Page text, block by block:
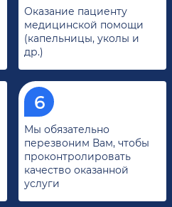
Оказание пациенту
медицинской помощи
(капельницы, уколы и
др.)
Мы обязательно
перезвоним Вам, чтобы
проконтролировать
качество оказанной
услуги